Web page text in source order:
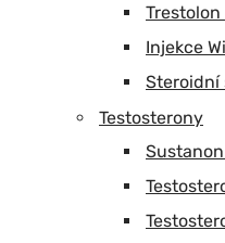
Trestolon
Injekce
Steroidní
Testosterony